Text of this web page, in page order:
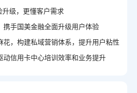
升级，更懂客户需求
携手国美金融全面升级用户体验
花，构建私域营销体系，提升用户粘性
动信用卡中心培训效率和业务提升